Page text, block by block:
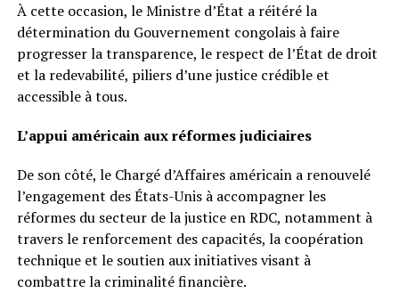
À cette occasion, le Ministre d’État a réitéré la
détermination du Gouvernement congolais à faire
progresser la transparence, le respect de l’État de droit
et la redevabilité, piliers d’une justice crédible et
accessible à tous.
L’appui américain aux réformes judiciaires
De son côté, le Chargé d’Affaires américain a renouvelé
l’engagement des États-Unis à accompagner les
réformes du secteur de la justice en RDC, notamment à
travers le renforcement des capacités, la coopération
technique et le soutien aux initiatives visant à
combattre la criminalité financière.